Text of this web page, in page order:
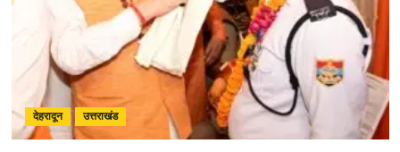
देहरादून उत्तराखंड